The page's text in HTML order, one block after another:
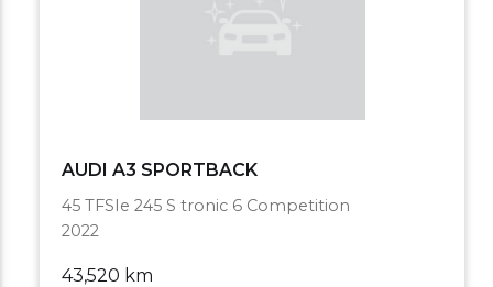
AUDI A3 SPORTBACK
45 TFSIe 245 S tronic 6 Competition
2022
43,520 km